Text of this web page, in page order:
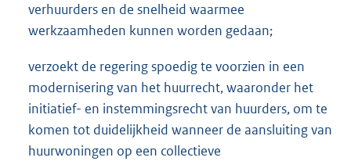
verhuurders en de snelheid waarmee
werkzaamheden kunnen worden gedaan;
verzoekt de regering spoedig te voorzien in een
modernisering van het huurrecht, waaronder het
initiatief- en instemmingsrecht van huurders, om te
komen tot duidelijkheid wanneer de aansluiting van
huurwoningen op een collectieve